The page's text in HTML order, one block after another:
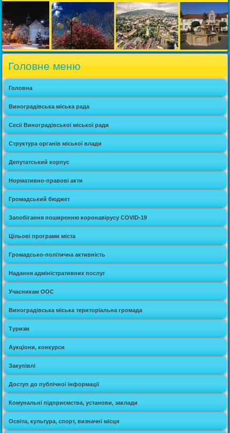
Головне меню
Головна
Виноградівська міська рада
Сесії Виноградівської міської ради
Структура органів міської влади
Депутатський корпус
Нормативно-правові акти
Громадський бюджет
Запобігання поширенню коронавірусу COVID-19
Цільові програми міста
Громадсько-політична активність
Надання адміністративних послуг
Учасникам ООС
Виноградівська міська територіальна громада
Туризм
Аукціони, конкурси
Закупівлі
Доступ до публічної інформації
Комунальні підприємства, установи, заклади
Освіта, культура, спорт, визначні місця